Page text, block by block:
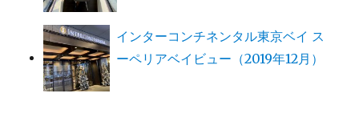
インターコンチネンタル東京ベイ ス
ーペリアベイビュー（2019年12月）